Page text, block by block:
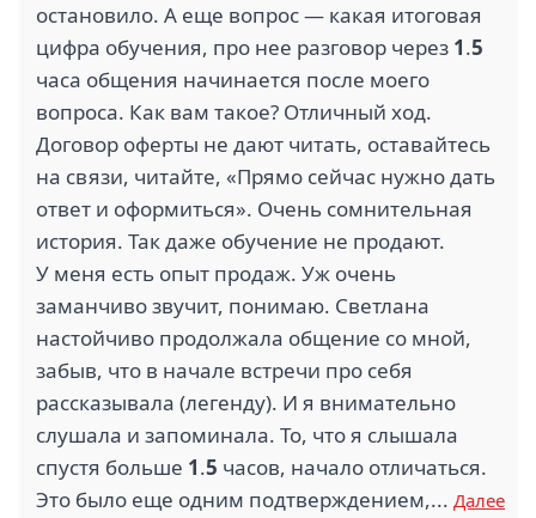
1
ВЕТЕРАН (13)
1.2
АМИРА (11)
2
ВОЛК 98 (11)
3.9
ГРУППА ЧЕРКИЗОВО
(10)
1.2
А ИНЖИНИРИНГ (10) МФЦ (10)
остановило. А еще вопрос — какая итоговая
цифра обучения, про нее разговор через 1.5
часа общения начинается после моего
вопроса. Как вам такое? Отличный ход.
Договор оферты не дают читать, оставайтесь
на связи, читайте, «Прямо сейчас нужно дать
ответ и оформиться». Очень сомнительная
история. Так даже обучение не продают.
У меня есть опыт продаж. Уж очень
заманчиво звучит, понимаю. Светлана
настойчиво продолжала общение со мной,
забыв, что в начале встречи про себя
рассказывала (легенду). И я внимательно
слушала и запоминала. То, что я слышала
спустя больше 1.5 часов, начало отличаться.
Это было еще одним подтверждением,... Далее